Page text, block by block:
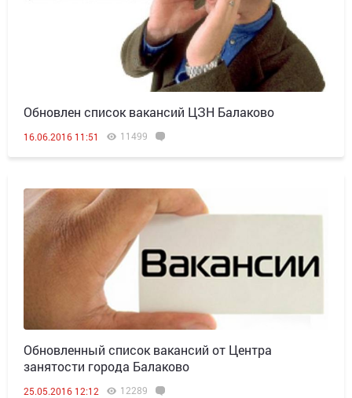
Обновлен список вакансий ЦЗН Балаково
16.06.2016 11:51 11499
Обновленный список вакансий от Центра
занятости города Балаково
25.05.2016 12:12 12289